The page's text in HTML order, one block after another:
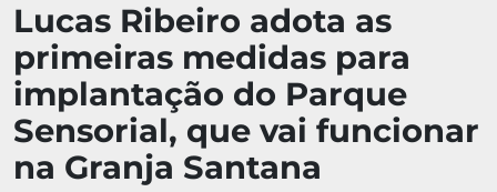
Lucas Ribeiro adota as
primeiras medidas para
implantação do Parque
Sensorial, que vai funcionar
na Granja Santana